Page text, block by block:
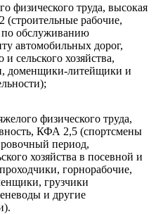
физического труда, высокая
(строительные рабочие,
по обслуживанию
автомобильных дорог,
сельского хозяйства,
доменщики-литейщики и
физического труда,
КФА 2,5 (спортсмены
период,
хозяйства в посевной и
горнорабочие,
грузчики
и другие